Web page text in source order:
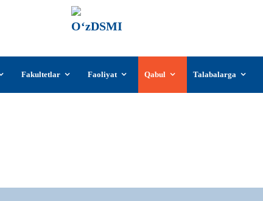
Fakultetlar Faoliyat Qabul Talabalarga